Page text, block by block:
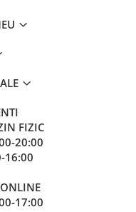
FIZIC
20:00
16:00
17:00